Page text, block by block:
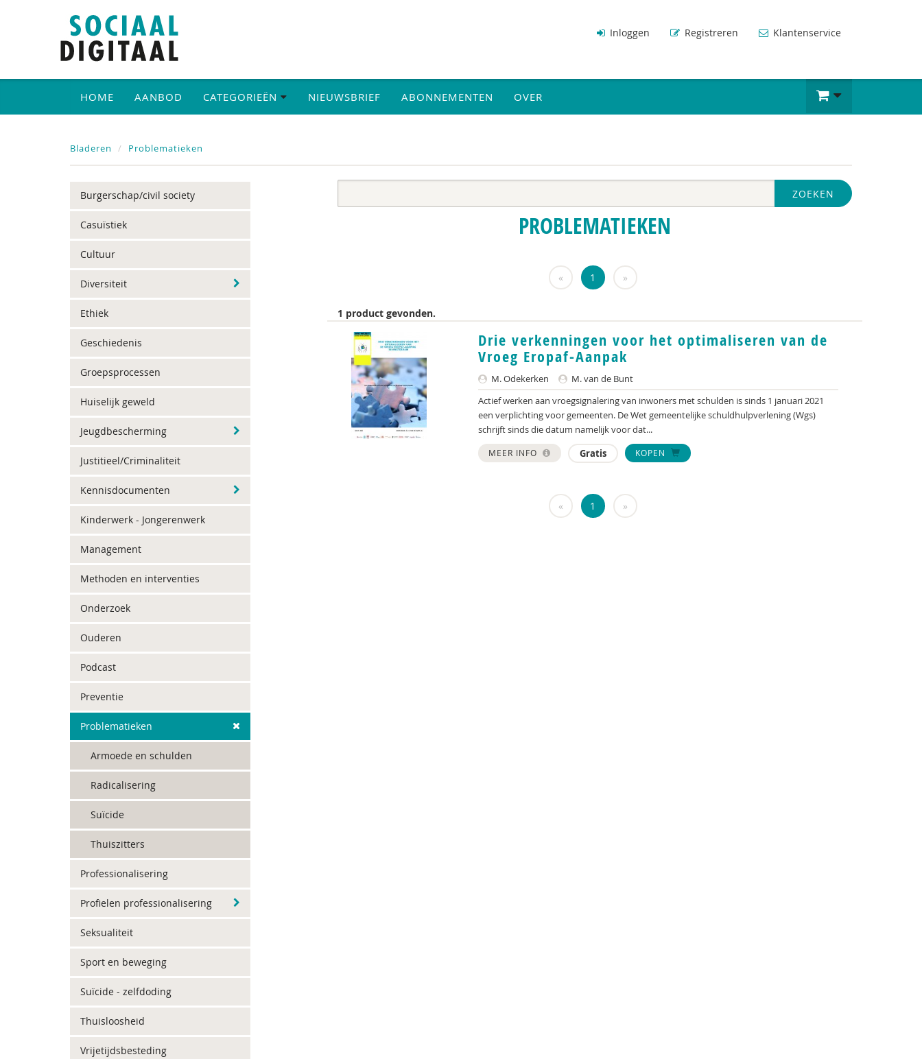
Inloggen Registreren Klantenservice
HOME AANBOD CATEGORIEËN NIEUWSBRIEF ABONNEMENTEN OVER
Bladeren Problematieken
Burgerschap/civil society
Casuïstiek
Cultuur
Diversiteit
Ethiek
Geschiedenis
Groepsprocessen
Huiselijk geweld
Jeugdbescherming
Justitieel/Criminaliteit
Kennisdocumenten
Kinderwerk - Jongerenwerk
Management
Methoden en interventies
Onderzoek
Ouderen
Podcast
Preventie
Problematieken
Armoede en schulden
Radicalisering
Suïcide
Thuiszitters
Professionalisering
Profielen professionalisering
Seksualiteit
Sport en beweging
Suïcide - zelfdoding
Thuisloosheid
Vrijetijdsbesteding
ZOEKEN
PROBLEMATIEKEN
« 1 »
1 product gevonden.
Drie verkenningen voor het optimaliseren van de
Vroeg Eropaf-Aanpak
M. Odekerken
M. van de Bunt
Actief werken aan vroegsignalering van inwoners met schulden is sinds 1 januari 2021
een verplichting voor gemeenten. De Wet gemeentelijke schuldhulpverlening (Wgs)
schrijft sinds die datum namelijk voor dat...
MEER INFO Gratis KOPEN
« 1 »